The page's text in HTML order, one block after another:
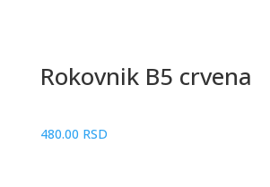
Rokovnik B5 crvena
480.00 RSD